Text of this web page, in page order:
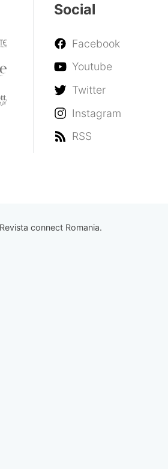
Social
Facebook
Youtube
Twitter
Instagram
RSS
connect Romania.